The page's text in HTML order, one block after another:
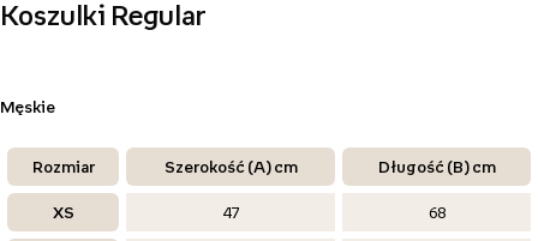
Koszulki Regular
Męskie
Rozmiar Szerokość (A) cm Długość (B) cm
XS 47 68